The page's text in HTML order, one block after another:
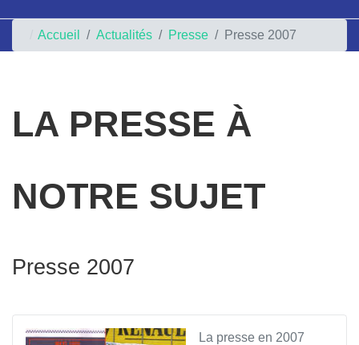
Accueil Actualités Presse Presse 2007
LA PRESSE À
NOTRE SUJET
Presse 2007
La presse en 2007